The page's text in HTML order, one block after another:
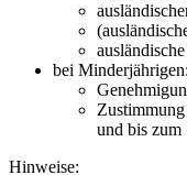
bei Minderjährigen:
und bis zum
Hinweise: